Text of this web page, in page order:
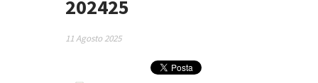
202425
11 Agosto 2025